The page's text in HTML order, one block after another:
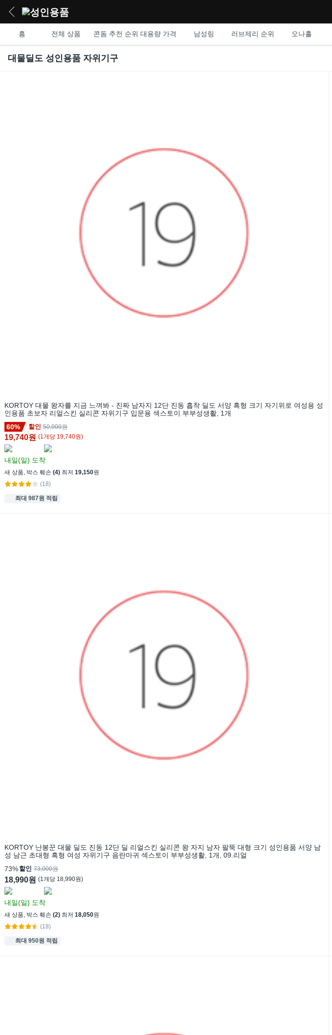
홈 전체 상품 콘돔 추천 순위 대용량 가격 남성링 러브제리 순위 오나홀
대물딜도 성인용품 자위기구
KORTOY 대물 왕자를 지금 느껴봐 - 진짜 남자지 12단 진동 흡착 딜도 서양 흑형 크기 자기위로 여성용 성
인용품 초보자 리얼스킨 실리콘 자위기구 입문용 섹스토이 부부성생활, 1개
60%
할인 50,000원
19,740원 (1 개당 19,740원)
내일(일) 도착
새 상품 박스 훼손 (4) 최저 19,150원
(18)
최대 987원 적립
KORTOY 난봉꾼 대물 딜도 진동 12단 딜 리얼스킨 실리콘 왕 자지 남자 팔뚝 대형 크기 성인용품 서양 남
성 남근 초대형 흑형 여성 자위기구 음란마귀 섹스토이 부부성생활, 1개, 09.리얼
73% 할인 73,000원
18,990원 (1 개당 18,990원)
내일(일) 도착
새 상품 박스 훼손 (2) 최저 18,050원
(18)
최대 950원 적립